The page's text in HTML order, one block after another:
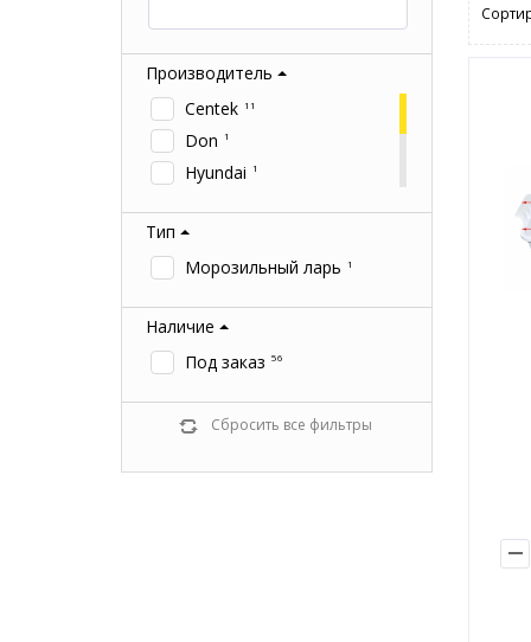
Производитель
Centek 11
Don 1
Hyundai 1
Renova
Атлант 12
Тип
Морозильный ларь
1
Наличие
Под заказ 56
Сбросить все фильтры